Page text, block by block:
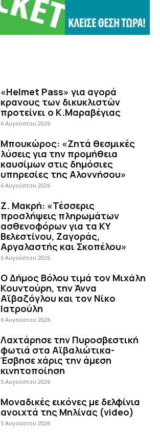
«Helmet Pass» για αγορά
κρανους των δικυκλιστών
προτείνει ο Κ.Μαραβέγιας
6 Αυγούστου 2026
Μπουκώρος: «Ζητά θεσμικές
λύσεις για την προμήθεια
καυσίμων στις δημόσιες
υπηρεσίες της Αλοννήσου»
6 Αυγούστου 2026
Ζ. Μακρή: «Τέσσερις
προσλήψεις πληρωμάτων
ασθενοφόρων για τα ΚΥ
Βελεστίνου, Ζαγοράς,
Αργαλαστής και Σκοπέλου»
6 Αυγούστου 2026
Ο Δήμος Βόλου τιμά τον Μιχάλη
Κουντούρη, την Άννα
Αϊβαζόγλου και τον Νίκο
Ιατρούλη
6 Αυγούστου 2026
Λαχτάρησε την Πυροσβεστική
φωτιά στα Αϊβαλιώτικα-
Έσβησε χάρις την άμεση
κινητοποίηση
5 Αυγούστου 2026
Μοναδικές εικόνες με δελφίνια
ανοιχτά της Μηλίνας (video)
5 Αυγούστου 2026